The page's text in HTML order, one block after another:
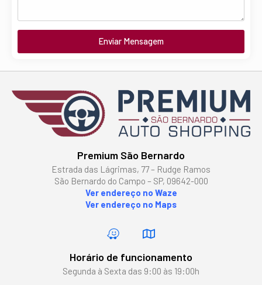
Enviar Mensagem
Premium São Bernardo
Estrada das Lágrimas, 77 – Rudge Ramos
São Bernardo do Campo – SP, 09642-000
Ver endereço no Waze
Ver endereço no Maps
Horário de funcionamento
Segunda à Sexta das 9:00 às 19:00h